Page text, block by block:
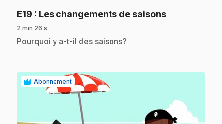
E19 : Les changements de saisons.
2 min 26 s
.Pourquoi y a-t-il des saisons?
Abonnement